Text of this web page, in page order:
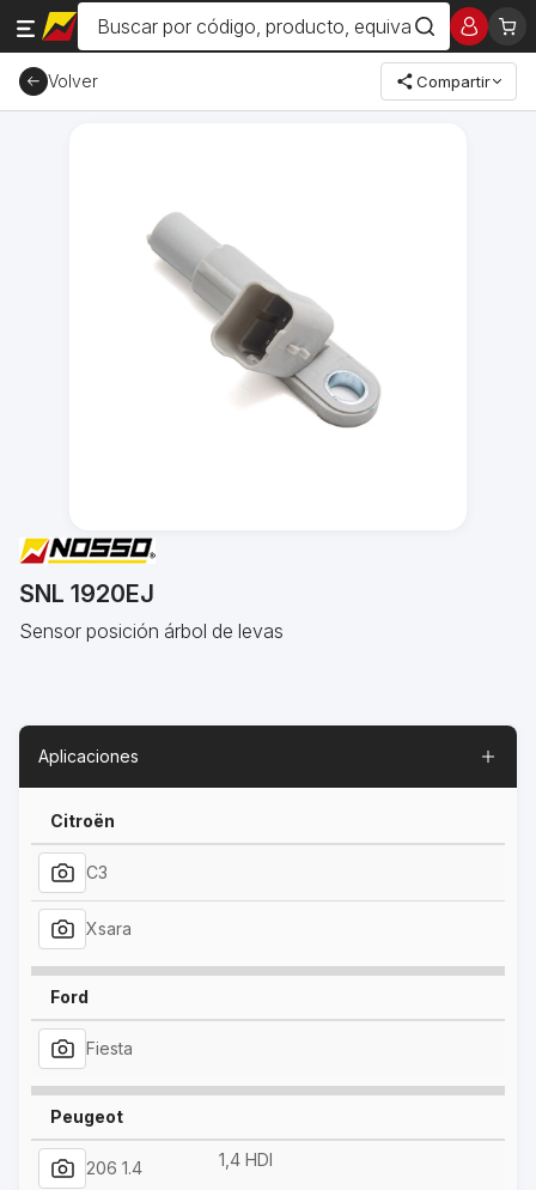
Volver Compartir
SNL 1920EJ
Sensor posición árbol de levas
Aplicaciones
Citroën
C3
Xsara
Ford
Fiesta
Peugeot
206 1.4 1,4 HDI